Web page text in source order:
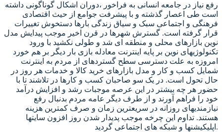
رفع نیاز در جامعه انسانی به فراخور ،دوران اشکال گوناگونی داشته
است طی اعصار گذشته و با پیشرفت جوامع از حیث اقتصادی
فرهنگی و اجتماعی سبک و سیاق زندگی بارها دستخوش تغییرات
قرار گرفته است. گسترش شهرها در قرن اخیر موجب پیدایش مدل
نوین بازارهای محلی و منطقه ای شد و طولی نکشید با ورود
تکنولوژیهای نوین بر پایه اینترنت معادله بازی بار دیگر بر هم خورد
امروزه به علت دسترسی سطح گستردهای از مردم به اینترنت
شمایل کسب و کار و مدل بازارهای خرید کالا و خدمات هر روز در
حال تحول است. در یک سو صاحبان کسب و کارها در تلاشند تا با
حضور هر چه بیشتر در این عرصه موجبات رشد و افزایش درآمد
خود را فراهم آورند و از طرف دیگر عامه مردم بدنبال رفع
نیازمندیهای روزانه در سریعترین زمان و صرف کمترین هزینه
هستند. تداوم این چرخه موجب پدیدار شدن روز افزون سایتها
اپلیکیشنها و شبکه های اجتماعی گردید.